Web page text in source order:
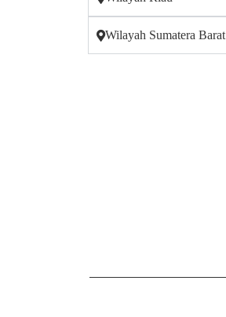
Wilayah Sumatera Barat